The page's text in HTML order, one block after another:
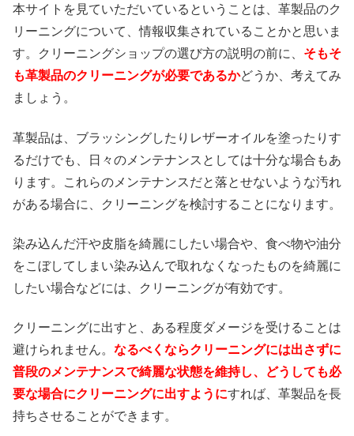
本サイトを見ていただいているということは、革製品のク
リーニングについて、情報収集されていることかと思いま
す。クリーニングショップの選び方の説明の前に、 そもそ
も革製品のクリーニングが必要であるかどうか、考えてみ
ましょう。
革製品は、ブラッシングしたりレザーオイルを塗ったりす
るだけでも、日々のメンテナンスとしては十分な場合もあ
ります。これらのメンテナンスだと落とせないような汚れ
がある場合に、クリーニングを検討することになります。
染み込んだ汗や皮脂を綺麗にしたい場合や、食べ物や油分
をこぼしてしまい染み込んで取れなくなったものを綺麗に
したい場合などには、クリーニングが有効です。
クリーニングに出すと、ある程度ダメージを受けることは
避けられません。 なるべくならクリーニングには出さずに
普段のメンテナンスで綺麗な状態を維持し、どうしても必
要な場合にクリーニングに出すようにすれば、革製品を長
持ちさせることができます。